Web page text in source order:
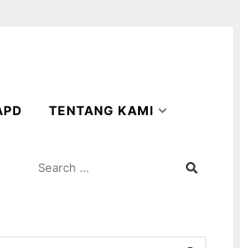
TENTANG KAMI